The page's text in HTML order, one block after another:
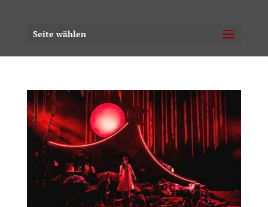
Seite wählen